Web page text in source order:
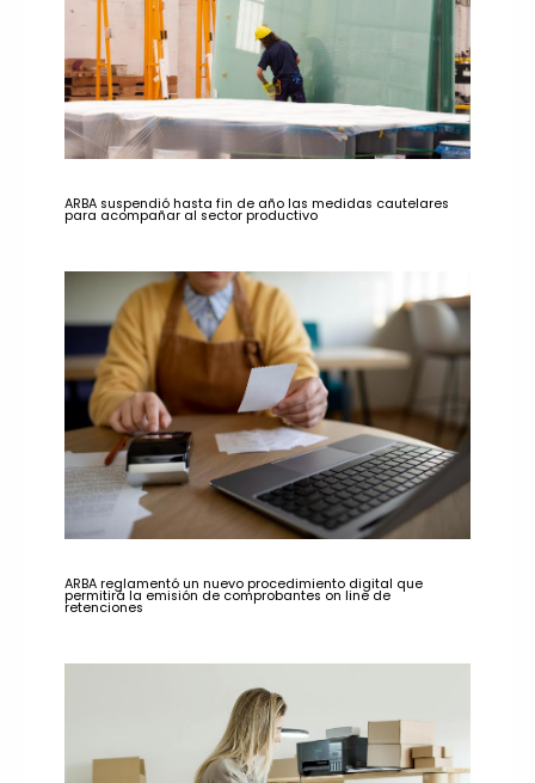
ARBA suspendió hasta fin de año las medidas cautelares
para acompañar al sector productivo
ARBA reglamentó un nuevo procedimiento digital que
permitirá la emisión de comprobantes on line de
retenciones